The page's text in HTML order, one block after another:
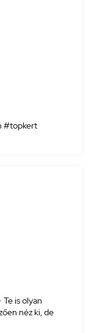
#topkert
Te is olyan
néz ki, de